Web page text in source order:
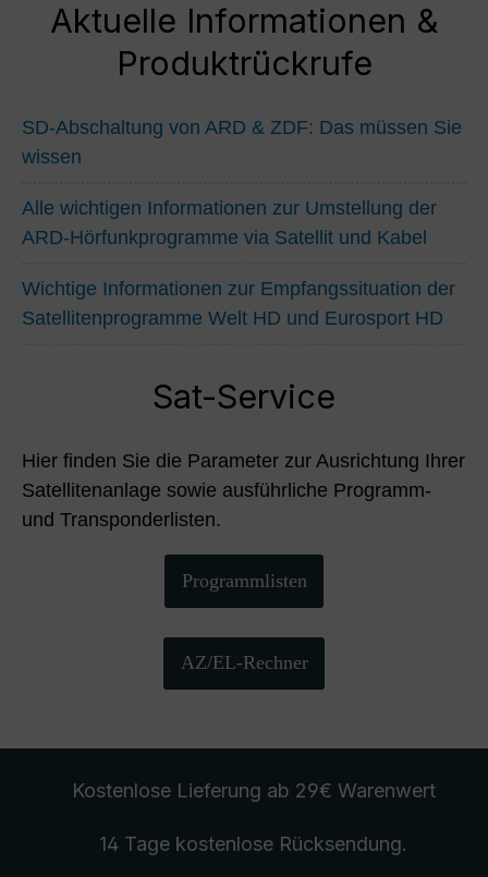
Aktuelle Informationen &
Produktrückrufe
SD-Abschaltung von ARD & ZDF: Das müssen Sie
wissen
Alle wichtigen Informationen zur Umstellung der
ARD-Hörfunkprogramme via Satellit und Kabel
Wichtige Informationen zur Empfangssituation der
Satellitenprogramme Welt HD und Eurosport HD
Sat-Service
Hier finden Sie die Parameter zur Ausrichtung Ihrer
Satellitenanlage sowie ausführliche Programm-
und Transponderlisten.
Programmlisten
AZ/EL-Rechner
Kostenlose Lieferung ab 29€ Warenwert
14 Tage kostenlose Rücksendung.